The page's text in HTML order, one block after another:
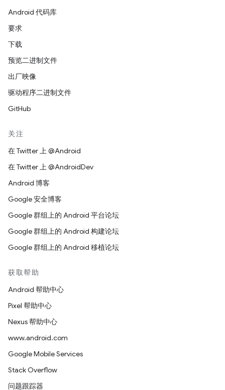
Android 代码库
要求
下载
预览二进制文件
出厂映像
驱动程序二进制文件
GitHub
关注
在 Twitter 上 @Android
在 Twitter 上 @AndroidDev
Android 博客
Google 安全博客
Google 群组上的 Android 平台论坛
Google 群组上的 Android 构建论坛
Google 群组上的 Android 移植论坛
获取帮助
Android 帮助中心
Pixel 帮助中心
Nexus 帮助中心
www.android.com
Google Mobile Services
Stack Overflow
问题跟踪器